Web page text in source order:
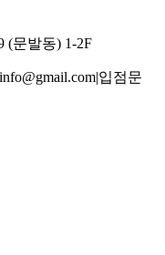
(문발동) 1-2F
|입점문